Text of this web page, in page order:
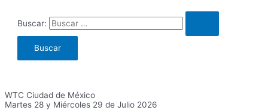
Buscar:
WTC Ciudad de México
Martes 28 y Miércoles 29 de Julio 2026